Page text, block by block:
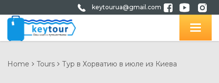
keytourua@gmail.com
Home Tours Тур в Хорватию в июле из Киева